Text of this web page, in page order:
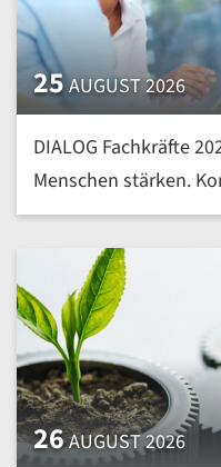
25AUGUST 2026
DIALOG Fachkräfte
Menschen stärken.
26AUGUST 2026